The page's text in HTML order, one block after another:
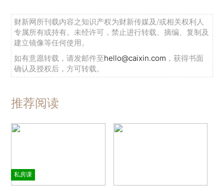
财新网所刊载内容之知识产权为财新传媒及/或相关权利人
专属所有或持有。未经许可，禁止进行转载、摘编、复制及
建立镜像等任何使用。
如有意愿转载，请发邮件至hello@caixin.com ，获得书面
确认及授权后，方可转载。
推荐阅读
私房课